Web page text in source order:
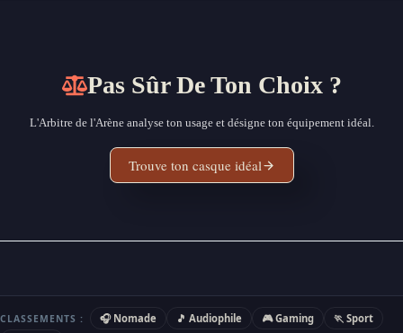
Pas Sûr De Ton Choix ?
L'Arbitre de l'Arène analyse ton usage et désigne ton équipement idéal.
Trouve ton casque idéal
CLASSEMENTS : 🎧 Nomade 🎵 Audiophile 🎮 Gaming
🏃 Sport